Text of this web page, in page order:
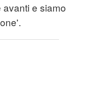
e siamo